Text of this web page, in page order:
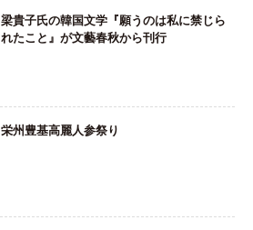
梁貴子氏の韓国文学『願うのは私に禁じら
れたこと』が文藝春秋から刊行
栄州豊基高麗人参祭り